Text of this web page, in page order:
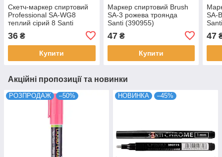
Скетч-маркер спиртовий
Professional SA-WG8
теплий сірий 8 Santi
36 ₴
Купити
Маркер спиртовий Brush
SA-3 рожева троянда
Santi (390955)
47₴
Купити
SA-
47
Акційні пропозиції та новинки
РОЗПРОДАЖ –50% НОВИНКА –45%